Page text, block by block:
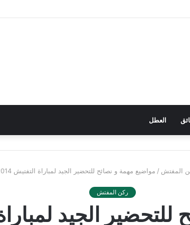
العطل
المفتش / مواضيع مهمة و نصائح للتحضير الجيد لمباراة التفتيش 2014
ركن المفتش
الجيد لمباراة